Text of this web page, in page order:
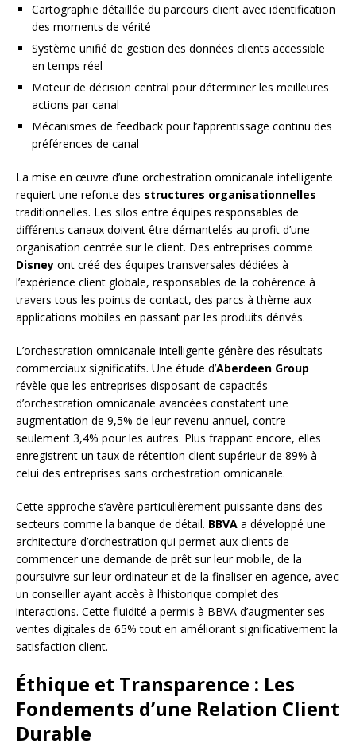
Cartographie détaillée du parcours client avec identification
des moments de vérité
Système unifié de gestion des données clients accessible
en temps réel
Moteur de décision central pour déterminer les meilleures
actions par canal
Mécanismes de feedback pour l’apprentissage continu des
préférences de canal
La mise en œuvre d’une orchestration omnicanale intelligente
requiert une refonte des structures organisationnelles
traditionnelles. Les silos entre équipes responsables de
différents canaux doivent être démantelés au profit d’une
organisation centrée sur le client. Des entreprises comme
Disney ont créé des équipes transversales dédiées à
l’expérience client globale, responsables de la cohérence à
travers tous les points de contact, des parcs à thème aux
applications mobiles en passant par les produits dérivés.
L’orchestration omnicanale intelligente génère des résultats
commerciaux significatifs. Une étude d’Aberdeen Group
révèle que les entreprises disposant de capacités
d’orchestration omnicanale avancées constatent une
augmentation de 9,5% de leur revenu annuel, contre
seulement 3,4% pour les autres. Plus frappant encore, elles
enregistrent un taux de rétention client supérieur de 89% à
celui des entreprises sans orchestration omnicanale.
Cette approche s’avère particulièrement puissante dans des
secteurs comme la banque de détail. BBVA a développé une
architecture d’orchestration qui permet aux clients de
commencer une demande de prêt sur leur mobile, de la
poursuivre sur leur ordinateur et de la finaliser en agence, avec
un conseiller ayant accès à l’historique complet des
interactions. Cette fluidité a permis à BBVA d’augmenter ses
ventes digitales de 65% tout en améliorant significativement la
satisfaction client.
Éthique et Transparence : Les
Fondements d’une Relation Client
Durable